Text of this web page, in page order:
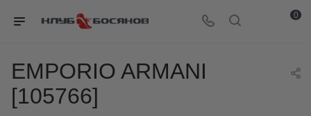
0
EMPORIO ARMANI
[105766]